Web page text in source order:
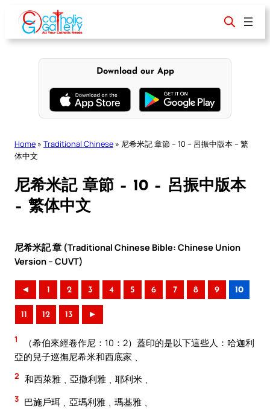
content
Download our App
Home » Traditional Chinese » 尼希米記 章節 – 10 – 呂振中版本 – 繁
体中文
尼希米記 章節 – 10 – 呂振中版本
– 繁体中文
尼希米記 章 (Traditional Chinese Bible: Chinese Union
Version – CUVT)
◄ 1 2 3 4 5 6 7 8 9 10
11 12 13 ►
1
（希伯來經卷作尼：10：2）蓋印的是以下這些人：哈迦利
亞的兒子巡撫尼希米和西底家﹑
2 和西萊雅﹑亞撒利雅﹑耶利米﹑
3 巴施戶珥﹑亞瑪利雅﹑瑪基雅﹑